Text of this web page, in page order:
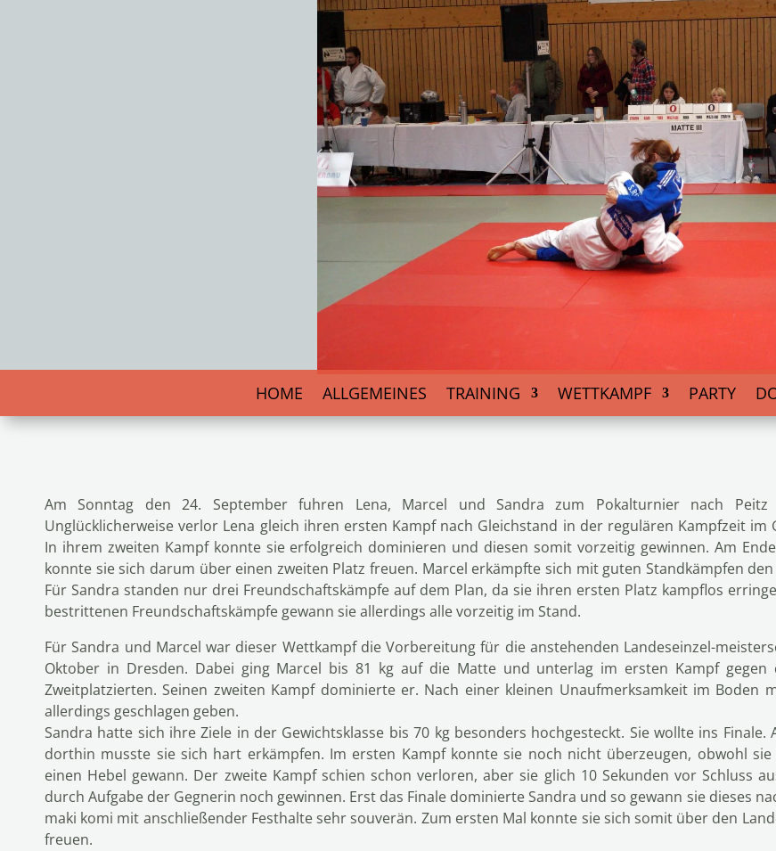
HOME ALLGEMEINES TRAINING WETTKAMPF PARTY
Am Sonntag den 24. September fuhren Lena, Marcel und Sandra zum Pokalturnier nach Peitz
Unglücklicherweise verlor Lena gleich ihren ersten Kampf nach Gleichstand in der regulären Kampfzeit im
In ihrem zweiten Kampf konnte sie erfolgreich dominieren und diesen somit vorzeitig gewinnen. Am
konnte sie sich darum über einen zweiten Platz freuen. Marcel erkämpfte sich mit guten Standkämpfen
Für Sandra standen nur drei Freundschaftskämpfe auf dem Plan, da sie ihren ersten Platz kampflos
bestrittenen Freundschaftskämpfe gewann sie allerdings alle vorzeitig im Stand.
Für Sandra und Marcel war dieser Wettkampf die Vorbereitung für die anstehenden Landeseinzel-
Oktober in Dresden. Dabei ging Marcel bis 81 kg auf die Matte und unterlag im ersten Kampf gegen
Zweitplatzierten. Seinen zweiten Kampf dominierte er. Nach einer kleinen Unaufmerksamkeit im Boden
allerdings geschlagen geben.
Sandra hatte sich ihre Ziele in der Gewichtsklasse bis 70 kg besonders hochgesteckt. Sie wollte ins Finale.
dorthin musste sie sich hart erkämpfen. Im ersten Kampf konnte sie noch nicht überzeugen, obwohl
einen Hebel gewann. Der zweite Kampf schien schon verloren, aber sie glich 10 Sekunden vor Schluss
durch Aufgabe der Gegnerin noch gewinnen. Erst das Finale dominierte Sandra und so gewann sie dieses
maki komi mit anschließender Festhalte sehr souverän. Zum ersten Mal konnte sie sich somit über den
freuen.